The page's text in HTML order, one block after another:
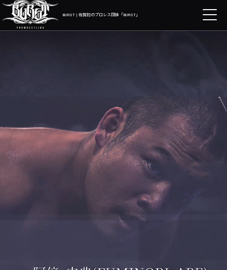
BURST | 佐賀初のプロレス団体「BURST」